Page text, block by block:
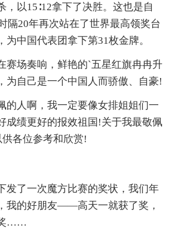
，以15∶12拿下了决胜。这也是自
隔20年再次站在了世界最高领奖台
为中国代表团拿下第31枚金牌。
赛场奏响，鲜艳的`五星红旗冉冉升
为自己是一个中国人而骄傲、自豪!
的人啊，我一定要像女排姐姐们一
成绩更好的报效祖国!关于我最敬佩
各位参考和欣赏!
发了一次魔方比赛的奖状，我们年
我的好朋友——高天一就获了奖，
奖……